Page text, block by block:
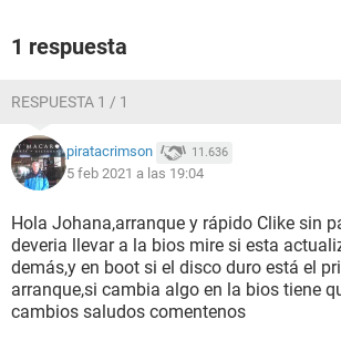
1 respuesta
RESPUESTA 1 / 1
piratacrimson 11.636
5 feb 2021 a las 19:04
Hola Johana,arranque y rápido Clike sin
deveria llevar a la bios mire si esta
demás,y en boot si el disco duro está el
arranque,si cambia algo en la bios tiene
cambios saludos comentenos